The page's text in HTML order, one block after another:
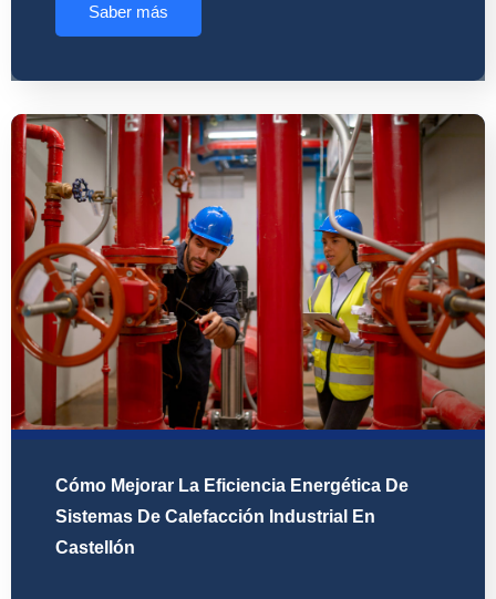
Saber más
Cómo Mejorar La Eficiencia Energética De
Sistemas De Calefacción Industrial En
Castellón